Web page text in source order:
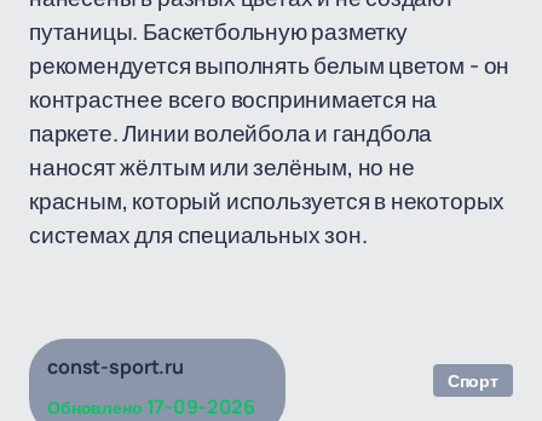
путаницы. Баскетбольную разметку
рекомендуется выполнять белым цветом - он
контрастнее всего воспринимается на
паркете. Линии волейбола и гандбола
наносят жёлтым или зелёным, но не
красным, который используется в некоторых
системах для специальных зон.
const-sport.ru
Обновлено 17-09-2026
Спорт